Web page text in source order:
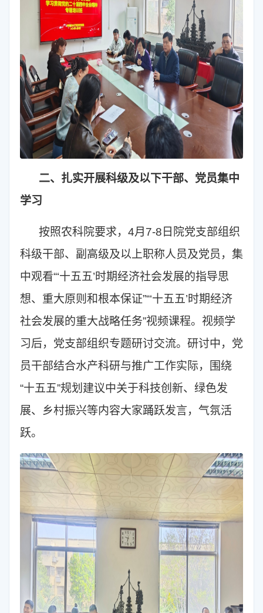
二、扎实开展科级及以下干部、党员集中
学习
按照农科院要求，4月7-8日院党支部组织
科级干部、副高级及以上职称人员及党员，集
中观看“‘十五五’时期经济社会发展的指导思
想、重大原则和根本保证”“‘十五五’时期经济
社会发展的重大战略任务”视频课程。视频学
习后，党支部组织专题研讨交流。研讨中，党
员干部结合水产科研与推广工作实际，围绕
“十五五”规划建议中关于科技创新、绿色发
展、乡村振兴等内容大家踊跃发言，气氛活
跃。